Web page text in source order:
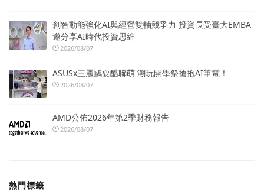
創智動能強化AI與經營雙軸競爭力 投資長受臺大EMBA
邀分享AI時代投資思維
2026/08/07
ASUSx三麗鷗耍酷聯萌 潮玩開學祭搶抱AI筆電！
2026/08/07
AMD公佈2026年第2季財務報告
2026/08/07
熱門標籤